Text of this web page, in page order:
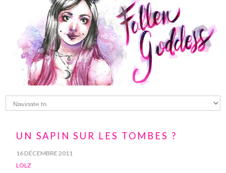
UN SAPIN SUR LES TOMBES ?
16 DÉCEMBRE 2011
LOLZ